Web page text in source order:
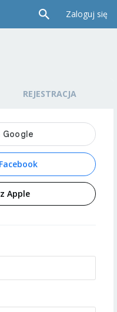
Zaloguj się
REJESTRACJA
Apple